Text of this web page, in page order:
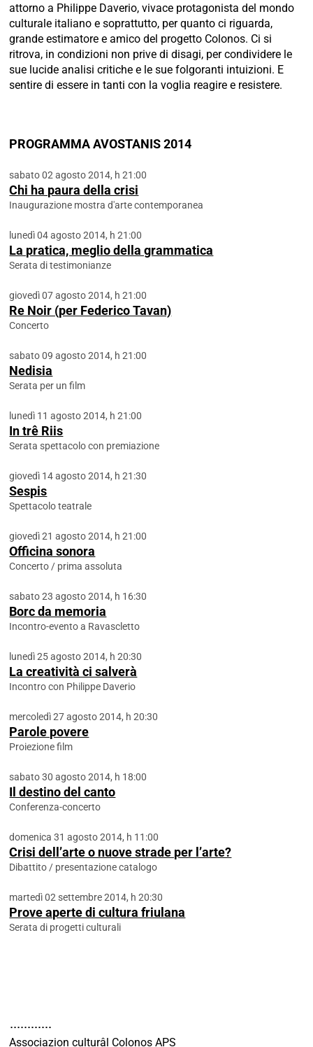
attorno a Philippe Daverio, vivace protagonista del mondo
culturale italiano e soprattutto, per quanto ci riguarda,
grande estimatore e amico del progetto Colonos. Ci si
ritrova, in condizioni non prive di disagi, per condividere le
sue lucide analisi critiche e le sue folgoranti intuizioni. E
sentire di essere in tanti con la voglia reagire e resistere.
PROGRAMMA AVOSTANIS 2014
sabato 02 agosto 2014, h 21:00
Chi ha paura della crisi
Inaugurazione mostra d'arte contemporanea
lunedì 04 agosto 2014, h 21:00
La pratica, meglio della grammatica
Serata di testimonianze
giovedì 07 agosto 2014, h 21:00
Re Noir (per Federico Tavan)
Concerto
sabato 09 agosto 2014, h 21:00
Nedisia
Serata per un film
lunedì 11 agosto 2014, h 21:00
In trê Riis
Serata spettacolo con premiazione
giovedì 14 agosto 2014, h 21:30
Sespis
Spettacolo teatrale
giovedì 21 agosto 2014, h 21:00
Officina sonora
Concerto / prima assoluta
sabato 23 agosto 2014, h 16:30
Borc da memoria
Incontro-evento a Ravascletto
lunedì 25 agosto 2014, h 20:30
La creatività ci salverà
Incontro con Philippe Daverio
mercoledì 27 agosto 2014, h 20:30
Parole povere
Proiezione film
sabato 30 agosto 2014, h 18:00
Il destino del canto
Conferenza-concerto
domenica 31 agosto 2014, h 11:00
Crisi dell’arte o nuove strade per l’arte?
Dibattito / presentazione catalogo
martedì 02 settembre 2014, h 20:30
Prove aperte di cultura friulana
Serata di progetti culturali
Associazion culturâl Colonos APS